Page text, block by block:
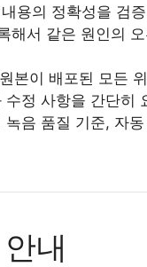
용의 정확성을 검
해서 같은 원인의
본이 배포된 모든
정 사항을 간단히
음 품질 기준, 자
내